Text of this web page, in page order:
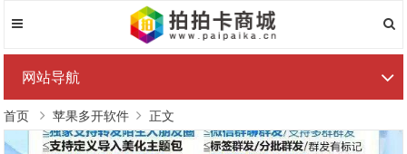
网站导航
首页 苹果多开软件 正文